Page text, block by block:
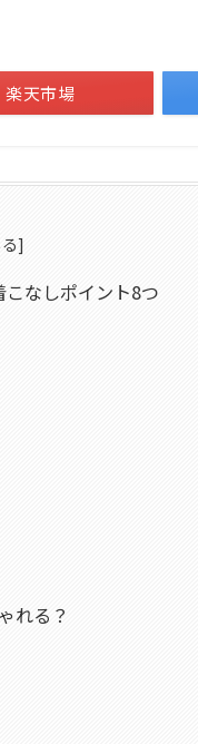
楽天市場
なしポイント8つ
れる？